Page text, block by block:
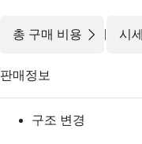
총 구매 비용 | 시
판매정보
구조 변경